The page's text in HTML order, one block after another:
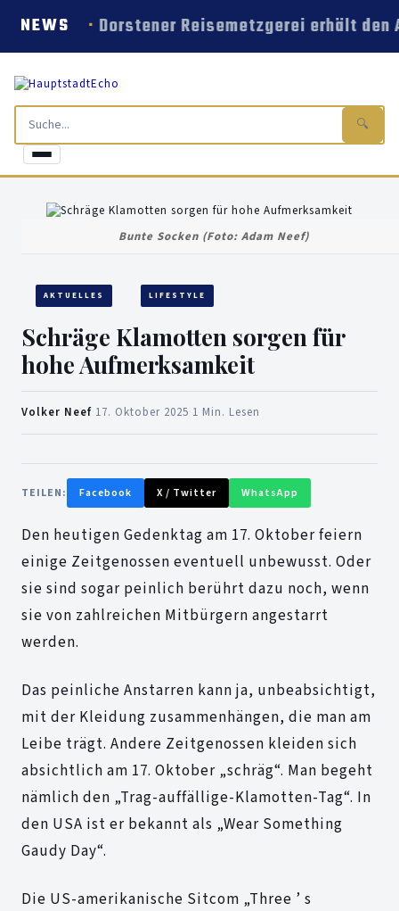
NEWS Dorstener Reisemetzgerei erhält den
🔍
Bunte Socken (Foto: Adam Neef)
AKTUELLES LIFESTYLE
Schräge Klamotten sorgen für
hohe Aufmerksamkeit
Volker Neef 17. Oktober 2025 1 Min. Lesen
TEILEN: Facebook X / Twitter WhatsApp
Den heutigen Gedenktag am 17. Oktober feiern
einige Zeitgenossen eventuell unbewusst. Oder
sie sind sogar peinlich berührt dazu noch, wenn
sie von zahlreichen Mitbürgern angestarrt
werden.
Das peinliche Anstarren kann ja, unbeabsichtigt,
mit der Kleidung zusammenhängen, die man am
Leibe trägt. Andere Zeitgenossen kleiden sich
absichtlich am 17. Oktober „schräg“. Man begeht
nämlich den „Trag-auffällige-Klamotten-Tag“. In
den USA ist er bekannt als „Wear Something
Gaudy Day“.
Die US-amerikanische Sitcom „Three ’ s